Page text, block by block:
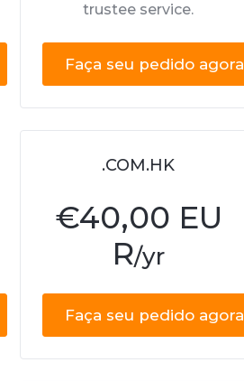
trustee service.
Faça seu pedido agora
.COM.HK
€40,00 EU
R/yr
Faça seu pedido agora